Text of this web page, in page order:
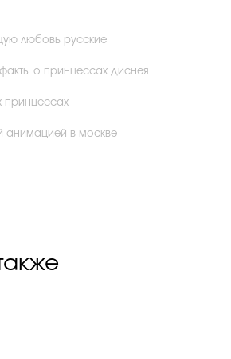
любовь русские
факты о принцессах диснея
принцессах
анимацией в москве